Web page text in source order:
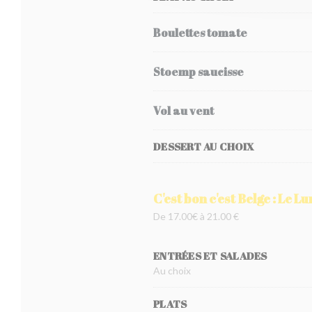
Boulettes tomate
Stoemp saucisse
Vol au vent
DESSERT AU CHOIX
C'est bon c'est Belge : Le
De 17.00€ à 21.00 €
ENTRÉES ET SALADES
Au choix
PLATS